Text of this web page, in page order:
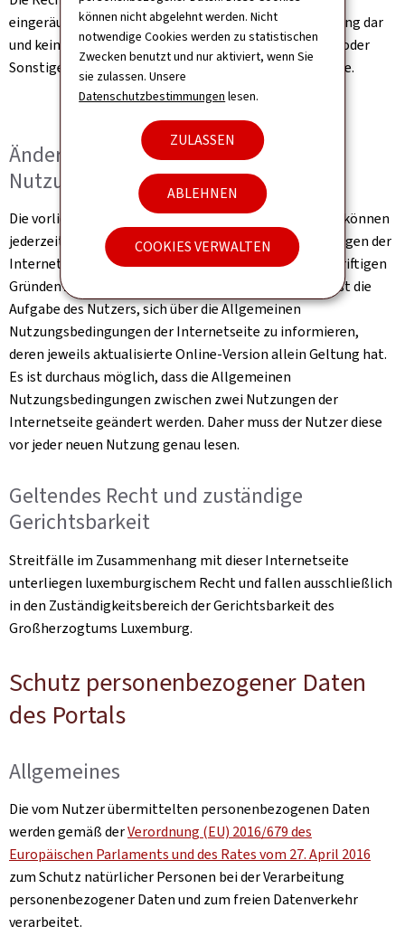
können nicht abgelehnt werden. Nicht
notwendige Cookies werden zu statistischen
Zwecken benutzt und nur aktiviert, wenn Sie
sie zulassen. Unsere
Datenschutzbestimmungen lesen.
ZULASSEN
ABLEHNEN
COOKIES VERWALTEN
eingeräumt wurden, stellen eine Nutzungsgenehmigung dar
und keinesfalls die Abtretung von Rechten, Eigentum oder
Sonstigem im Zusammenhang mit dieser Internetseite.
Änderung der Allgemeinen
Nutzungsbedingungen
Die vorliegenden Allgemeinen Nutzungsbedingungen können
jederzeit und ohne Ankündigung aufgrund von Änderungen der
Internetseite, der Gesetzgebung oder aus sonstigen triftigen
Gründen Änderungen oder Ergänzungen erfahren. Es ist die
Aufgabe des Nutzers, sich über die Allgemeinen
Nutzungsbedingungen der Internetseite zu informieren,
deren jeweils aktualisierte Online-Version allein Geltung hat.
Es ist durchaus möglich, dass die Allgemeinen
Nutzungsbedingungen zwischen zwei Nutzungen der
Internetseite geändert werden. Daher muss der Nutzer diese
vor jeder neuen Nutzung genau lesen.
Geltendes Recht und zuständige
Gerichtsbarkeit
Streitfälle im Zusammenhang mit dieser Internetseite
unterliegen luxemburgischem Recht und fallen ausschließlich
in den Zuständigkeitsbereich der Gerichtsbarkeit des
Großherzogtums Luxemburg.
Schutz personenbezogener Daten
des Portals
Allgemeines
Die vom Nutzer übermittelten personenbezogenen Daten
werden gemäß derVerordnung (EU) 2016/679 des
Europäischen Parlaments und des Rates vom 27. April 2016
zum Schutz natürlicher Personen bei der Verarbeitung
personenbezogener Daten und zum freien Datenverkehr
verarbeitet.